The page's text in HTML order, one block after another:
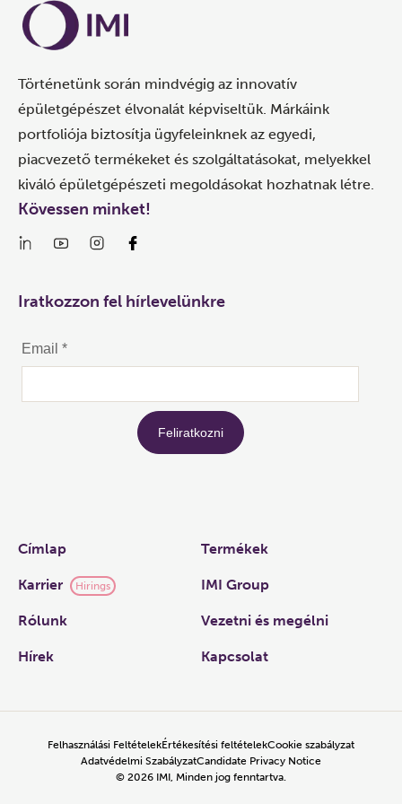
Történetünk során mindvégig az innovatív
épületgépészet élvonalát képviseltük. Márkáink
portfoliója biztosítja ügyfeleinknek az egyedi,
piacvezető termékeket és szolgáltatásokat, melyekkel
kiváló épületgépészeti megoldásokat hozhatnak létre.
Links
Címlap Termékek
Karrier Hirings IMI Group
Rólunk Vezetni és megélni
Hírek Kapcsolat
Kövessen minket!
Iratkozzon fel hírlevelünkre
© 2026 IMI, Minden jog fenntartva.
Felhasználási FeltételekÉrtékesítési feltételekCookie szabályzat
Adatvédelmi SzabályzatCandidate Privacy Notice